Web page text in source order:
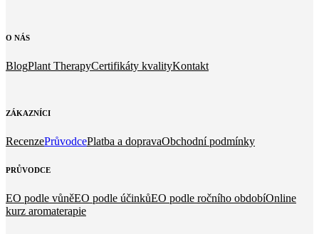
O NÁS
BlogPlant TherapyCertifikáty kvalityKontakt
ZÁKAZNÍCI
RecenzePrůvodcePlatba a dopravaObchodní podmínky
PRŮVODCE
EO podle vůněEO podle účinkůEO podle ročního obdobíOnline
kurz aromaterapie